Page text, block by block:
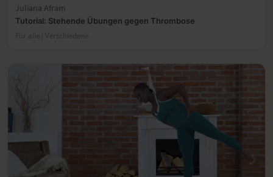
Juliana Afram
Tutorial: Stehende Übungen gegen Thrombose
Für alle | Verschiedene